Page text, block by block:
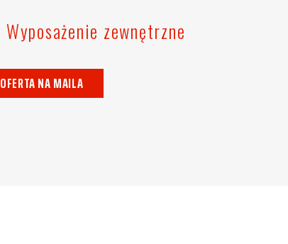
Wyposażenie zewnętrzne
OFERTA NA MAILA